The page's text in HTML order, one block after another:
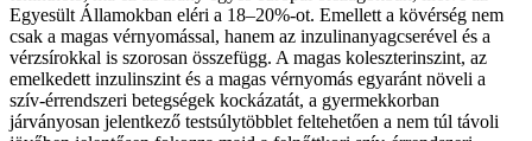
Egyesült Államokban eléri a 18–20%-ot. Emellett a kövérség nem
csak a magas vérnyomással, hanem az inzulinanyagcserével és a
vérzsírokkal is szorosan összefügg. A magas koleszterinszint, az
emelkedett inzulinszint és a magas vérnyomás egyaránt növeli a
szív-érrendszeri betegségek kockázatát, a gyermekkorban
járványosan jelentkező testsúlytöbblet feltehetően a nem túl távoli